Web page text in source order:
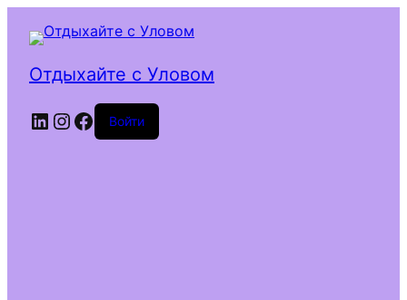
Отдыхайте с Уловом
LinkedIn
Instagram
Facebook
Войти